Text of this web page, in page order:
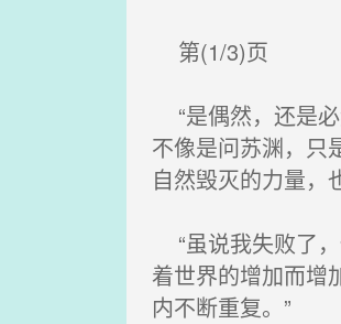
第(1/3)页
“是偶然，还是
不像是问苏渊，只
自然毁灭的力量，
“虽说我失败了
着世界的增加而增
内不断重复。”